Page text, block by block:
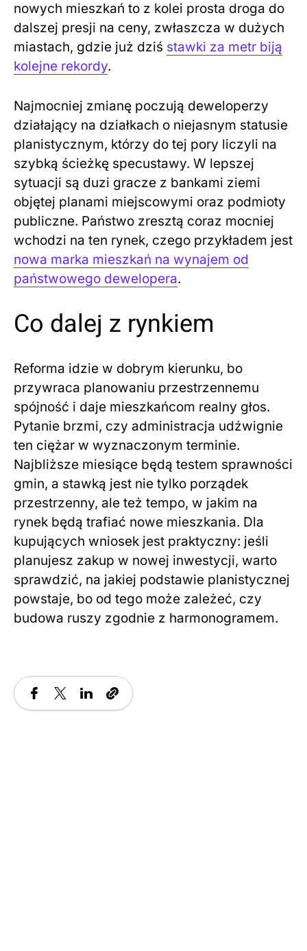
nowych mieszkań to z kolei prosta droga do
dalszej presji na ceny, zwłaszcza w dużych
miastach, gdzie już dziś stawki za metr biją
kolejne rekordy.
Najmocniej zmianę poczują deweloperzy
działający na działkach o niejasnym statusie
planistycznym, którzy do tej pory liczyli na
szybką ścieżkę specustawy. W lepszej
sytuacji są duzi gracze z bankami ziemi
objętej planami miejscowymi oraz podmioty
publiczne. Państwo zresztą coraz mocniej
wchodzi na ten rynek, czego przykładem jest
nowa marka mieszkań na wynajem od
państwowego dewelopera.
Co dalej z rynkiem
Reforma idzie w dobrym kierunku, bo
przywraca planowaniu przestrzennemu
spójność i daje mieszkańcom realny głos.
Pytanie brzmi, czy administracja udźwignie
ten ciężar w wyznaczonym terminie.
Najbliższe miesiące będą testem sprawności
gmin, a stawką jest nie tylko porządek
przestrzenny, ale też tempo, w jakim na
rynek będą trafiać nowe mieszkania. Dla
kupujących wniosek jest praktyczny: jeśli
planujesz zakup w nowej inwestycji, warto
sprawdzić, na jakiej podstawie planistycznej
powstaje, bo od tego może zależeć, czy
budowa ruszy zgodnie z harmonogramem.